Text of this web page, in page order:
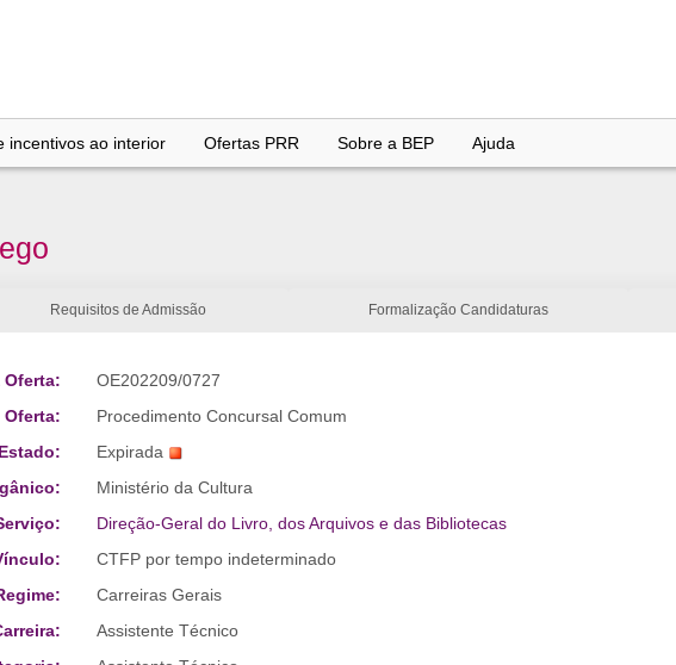
incentivos ao interior Ofertas PRR Sobre a BEP Ajuda
Requisitos de Admissão Formalização Candidaturas
OE202209/0727
Oferta:
Procedimento Concursal Comum
Estado:
Expirada
Ministério da Cultura
Direção-Geral do Livro, dos Arquivos e das Bibliotecas
CTFP por tempo indeterminado
Carreiras Gerais
Assistente Técnico